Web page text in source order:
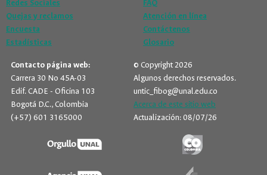
Redes Sociales
Quejas y reclamos
Encuesta
Estadísticas
FAQ
Atención en línea
Contáctenos
Glosario
Contacto página web:
Carrera 30 No 45A-03
Edif. CADE - Oficina 103
Bogotá D.C., Colombia
(+57) 601 3165000
© Copyright 2026
Algunos derechos reservados.
untic_fibog@unal.edu.co
Acerca de este sitio web
Actualización: 08/07/26